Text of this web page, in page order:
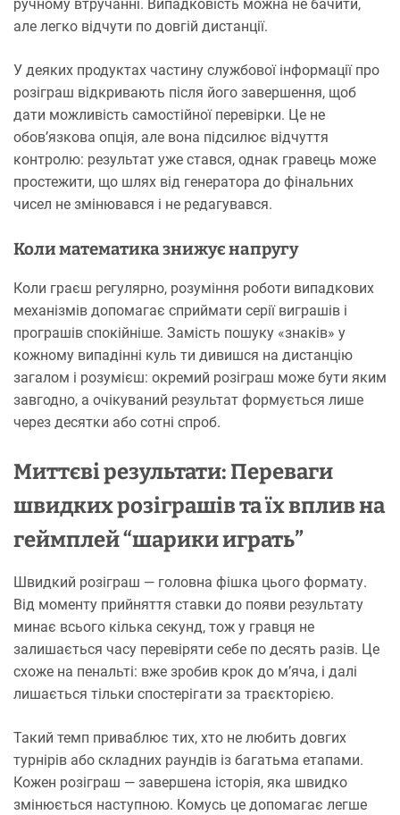
ручному втручанні. Випадковість можна не бачити,
але легко відчути по довгій дистанції.
У деяких продуктах частину службової інформації про
розіграш відкривають після його завершення, щоб
дати можливість самостійної перевірки. Це не
обов’язкова опція, але вона підсилює відчуття
контролю: результат уже стався, однак гравець може
простежити, що шлях від генератора до фінальних
чисел не змінювався і не редагувався.
Коли математика знижує напругу
Коли граєш регулярно, розуміння роботи випадкових
механізмів допомагає сприймати серії виграшів і
програшів спокійніше. Замість пошуку «знаків» у
кожному випадінні куль ти дивишся на дистанцію
загалом і розумієш: окремий розіграш може бути яким
завгодно, а очікуваний результат формується лише
через десятки або сотні спроб.
Миттєві результати: Переваги
швидких розіграшів та їх вплив на
геймплей “шарики играть”
Швидкий розіграш — головна фішка цього формату.
Від моменту прийняття ставки до появи результату
минає всього кілька секунд, тож у гравця не
залишається часу перевіряти себе по десять разів. Це
схоже на пенальті: вже зробив крок до м’яча, і далі
лишається тільки спостерігати за траєкторією.
Такий темп приваблює тих, хто не любить довгих
турнірів або складних раундів із багатьма етапами.
Кожен розіграш — завершена історія, яка швидко
змінюється наступною. Комусь це допомагає легше